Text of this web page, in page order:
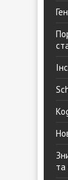
та